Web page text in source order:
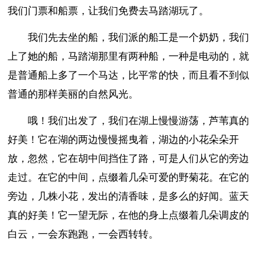
我们门票和船票，让我们免费去马踏湖玩了。
我们先去坐的船，我们派的船工是一个奶奶，我们
上了她的船，马踏湖那里有两种船，一种是电动的，就
是普通船上多了一个马达，比平常的快，而且看不到似
普通的那样美丽的自然风光。
哦！我们出发了，我们在湖上慢慢游荡，芦苇真的
好美！它在湖的两边慢慢摇曳着，湖边的小花朵朵开
放，忽然，它在胡中间挡住了路，可是人们从它的旁边
走过。在它的中间，点缀着几朵可爱的野菊花。在它的
旁边，几株小花，发出的清香味，是多么的好闻。蓝天
真的好美！它一望无际，在他的身上点缀着几朵调皮的
白云，一会东跑跑，一会西转转。